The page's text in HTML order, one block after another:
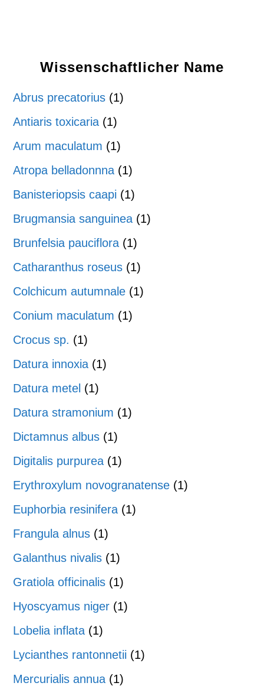
Wissenschaftlicher Name
Abrus precatorius (1)
Antiaris toxicaria (1)
Arum maculatum (1)
Atropa belladonnna (1)
Banisteriopsis caapi (1)
Brugmansia sanguinea (1)
Brunfelsia pauciflora (1)
Catharanthus roseus (1)
Colchicum autumnale (1)
Conium maculatum (1)
Crocus sp. (1)
Datura innoxia (1)
Datura metel (1)
Datura stramonium (1)
Dictamnus albus (1)
Digitalis purpurea (1)
Erythroxylum novogranatense (1)
Euphorbia resinifera (1)
Frangula alnus (1)
Galanthus nivalis (1)
Gratiola officinalis (1)
Hyoscyamus niger (1)
Lobelia inflata (1)
Lycianthes rantonnetii (1)
Mercurialis annua (1)